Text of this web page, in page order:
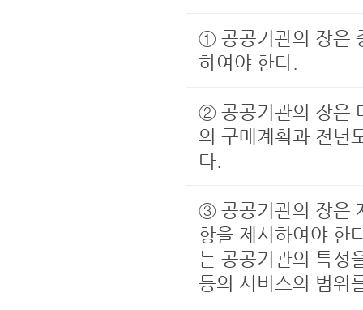
① 공공기관의 장은
하여야 한다.
② 공공기관의 장은
의 구매계획과 전년
다.
③ 공공기관의 장은
항을 제시하여야 한
는 공공기관의 특성
등의 서비스의 범위